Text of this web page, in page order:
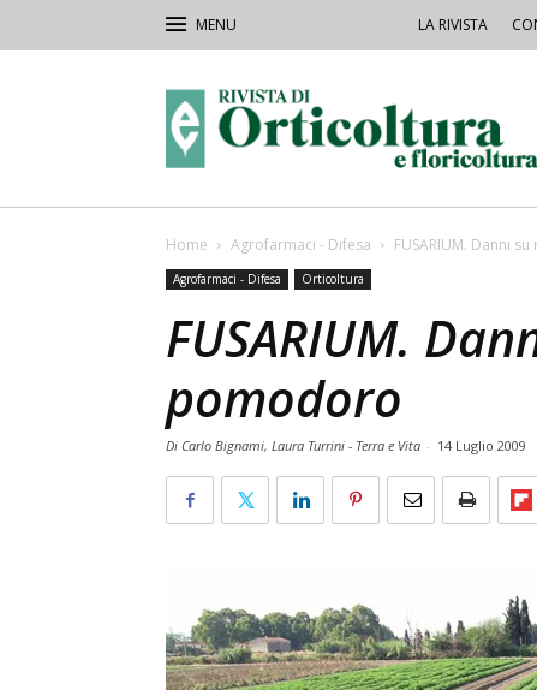
LA RIVISTA
Orticoltura
Home Agrofarmaci - Difesa FUSARIUM. Danni
Agrofarmaci - Difesa Orticoltura
FUSARIUM.
pomodoro
Di Carlo Bignami, Laura Turrini - Terra e Vita - 14 Luglio 2009